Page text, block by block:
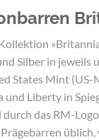
Silber in jeweils
States Mint (US-
und Liberty in
das RM-